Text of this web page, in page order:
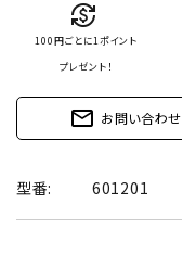
currency_exchange
100円ごとに1ポイント
プレゼント！
mail_outline お問い合わせ
型番: 601201